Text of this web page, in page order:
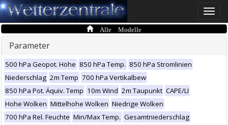
Toggle
Alle Modelle
Parameter
500 hPa Geopot. Höhe 850 hPa Temp. 850 hPa Stromlinien
Niederschlag 2m Temp 700 hPa Vertikalbew
850 hPa Pot. Äquiv. Temp 10m Wind 2m Taupunkt CAPE/LI
Hohe Wolken Mittelhohe Wolken Niedrige Wolken
700 hPa Rel. Feuchte Min/Max Temp. Gesamtniederschlag